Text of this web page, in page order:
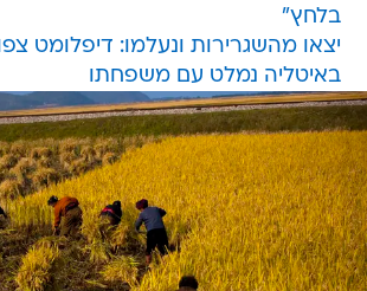
בלחץ"
יצאו מהשגרירות ונעלמו: דיפלומט
באיטליה נמלט עם משפחתו